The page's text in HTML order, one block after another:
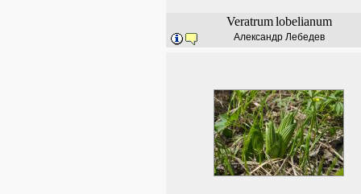
Veratrum lobelianum
Александр Лебедев